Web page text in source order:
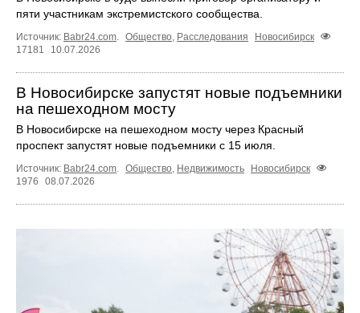
пяти участникам экстремистского сообщества.
Источник: Babr24.com Общество Расследования
Новосибирск
17181
10.07.2026
В Новосибирске запустят новые подъемники
на пешеходном мосту
В Новосибирске на пешеходном мосту через Красный
проспект запустят новые подъемники с 15 июля.
Источник: Babr24.com Общество Недвижимость
Новосибирск
1976
08.07.2026